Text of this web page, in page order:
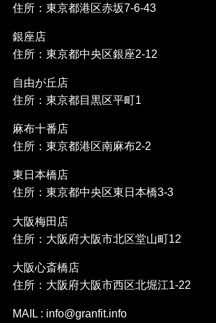
住所：東京都港区赤坂7-6-43
銀座店
住所：東京都中央区銀座2-12
自由が丘店
住所：東京都目黒区平町1
麻布十番店
住所：東京都港区南麻布2-2
東日本橋店
住所：東京都中央区東日本橋3-3
大阪梅田店
住所：大阪府大阪市北区堂山町12
大阪心斎橋店
住所：大阪府大阪市西区北堀江1-22
MAIL : info@granfit.info